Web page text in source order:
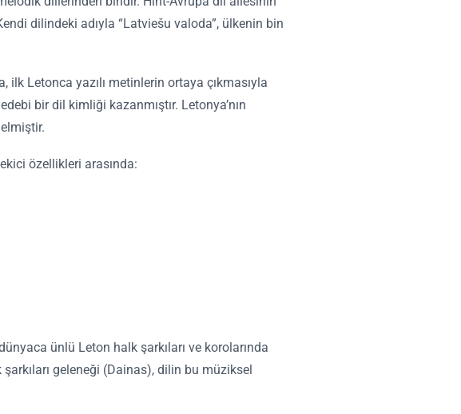
dilindeki adıyla “Latviešu valoda”, ülkenin bin
ilk Letonca yazılı metinlerin ortaya çıkmasıyla
bir dil kimliği kazanmıştır. Letonya’nın
özellikleri arasında:
ünlü Leton halk şarkıları ve korolarında
geleneği (Dainas), dilin bu müziksel